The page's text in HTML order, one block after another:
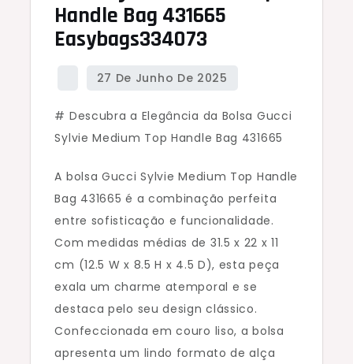
Sylvie
Medium
Top
Handle
431665
Easybags334073
Handle Bag 431665
Easybags334073
# Descubra a Elegância da Bolsa Gucci
Sylvie Medium Top Handle Bag 431665
A bolsa Gucci Sylvie Medium Top Handle
Bag 431665 é a combinação perfeita
entre sofisticação e funcionalidade.
Com medidas médias de 31.5 x 22 x 11
cm (12.5 W x 8.5 H x 4.5 D), esta peça
exala um charme atemporal e se
destaca pelo seu design clássico.
Confeccionada em couro liso, a bolsa
apresenta um lindo formato de alça